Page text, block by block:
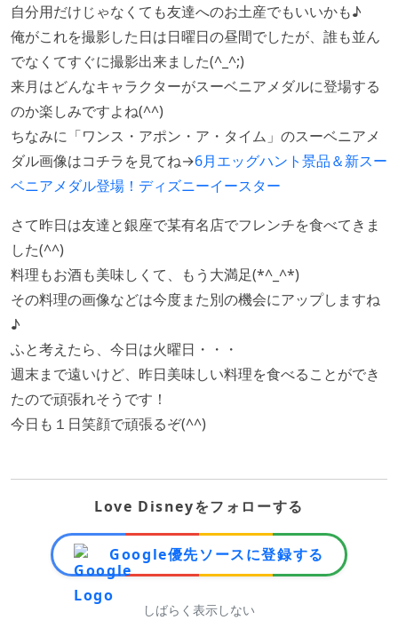
自分用だけじゃなくても友達へのお土産でもいいかも♪
俺がこれを撮影した日は日曜日の昼間でしたが、誰も並ん
でなくてすぐに撮影出来ました(^_^;)
来月はどんなキャラクターがスーベニアメダルに登場する
のか楽しみですよね(^^)
ちなみに「ワンス・アポン・ア・タイム」のスーベニアメ
ダル画像はコチラを見てね→6月エッグハント景品＆新スー
ベニアメダル登場！ディズニーイースター
さて昨日は友達と銀座で某有名店でフレンチを食べてきま
した(^^)
料理もお酒も美味しくて、もう大満足(*^_^*)
その料理の画像などは今度また別の機会にアップしますね
♪
ふと考えたら、今日は火曜日・・・
週末まで遠いけど、昨日美味しい料理を食べることができ
たので頑張れそうです！
今日も１日笑顔で頑張るぞ(^^)
Love Disneyをフォローする
Google優先ソースに登録する
しばらく表示しない